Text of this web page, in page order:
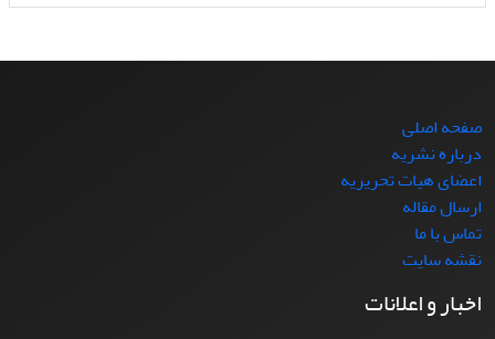
صفحه اصلی
درباره نشریه
اعضای هیات تحریریه
ارسال مقاله
تماس با ما
نقشه سایت
اخبار و اعلانات